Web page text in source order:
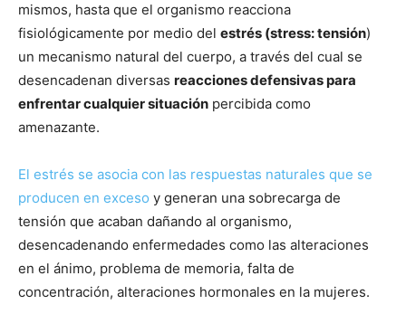
mismos, hasta que el organismo reacciona
fisiológicamente por medio del estrés (stress: tensión)
un mecanismo natural del cuerpo, a través del cual se
desencadenan diversas reacciones defensivas para
enfrentar cualquier situación percibida como
amenazante.
El estrés se asocia con las respuestas naturales que se
producen en exceso y generan una sobrecarga de
tensión que acaban dañando al organismo,
desencadenando enfermedades como las alteraciones
en el ánimo, problema de memoria, falta de
concentración, alteraciones hormonales en la mujeres.